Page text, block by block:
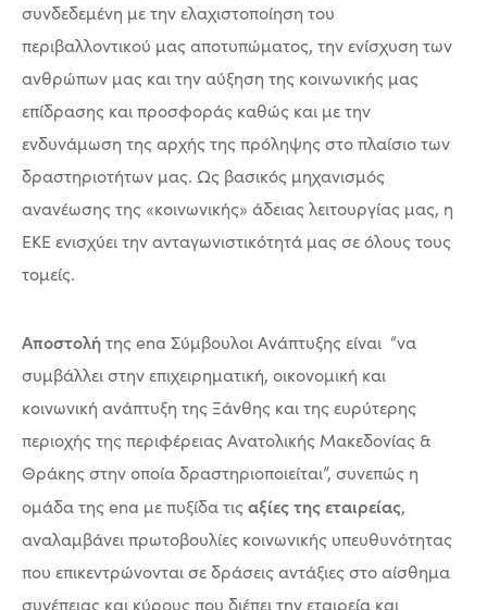
συνδεδεμένη με την ελαχιστοποίηση του
περιβαλλοντικού μας αποτυπώματος, την ενίσχυση των
ανθρώπων μας και την αύξηση της κοινωνικής μας
επίδρασης και προσφοράς καθώς και με την
ενδυνάμωση της αρχής της πρόληψης στο πλαίσιο των
δραστηριοτήτων μας. Ως βασικός μηχανισμός
ανανέωσης της «κοινωνικής» άδειας λειτουργίας μας, η
ΕΚΕ ενισχύει την ανταγωνιστικότητά μας σε όλους τους
τομείς.
Αποστολήτης ena Σύμβουλοι Ανάπτυξης είναι “να
συμβάλλει στην επιχειρηματική, οικονομική και
κοινωνική ανάπτυξη της Ξάνθης και της ευρύτερης
περιοχής της περιφέρειας Ανατολικής Μακεδονίας &
Θράκης στην οποία δραστηριοποιείται”, συνεπώς η
ομάδα της ena με πυξίδα τιςαξίες της εταιρείας,
αναλαμβάνει πρωτοβουλίες κοινωνικής υπευθυνότητας
που επικεντρώνονται σε δράσεις αντάξιες στο αίσθημα
συνέπειας και κύρους που διέπει την εταιρεία και